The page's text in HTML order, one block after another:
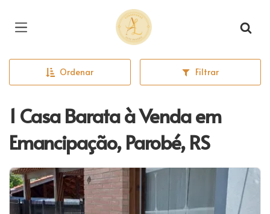
Página inicial
Ordenar Filtrar
1 Casa Barata à Venda em
Emancipação, Parobé, RS